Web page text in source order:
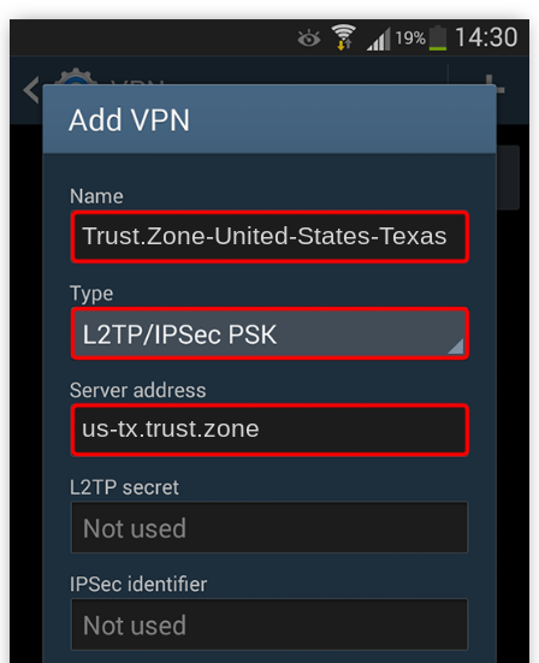
Trust.Zone-United-States-Texas
us-tx.trust.zone